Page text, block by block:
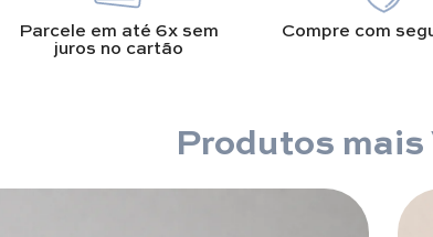
Parcele em até 6x sem
juros no cartão
Compre com
Produtos